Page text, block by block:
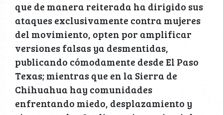
que de manera reiterada ha dirigido sus
ataques exclusivamente contra mujeres
del movimiento, opten por amplificar
versiones falsas ya desmentidas,
publicando cómodamente desde El Paso
Texas; mientras que en la Sierra de
Chihuahua hay comunidades
enfrentando miedo, desplazamiento y